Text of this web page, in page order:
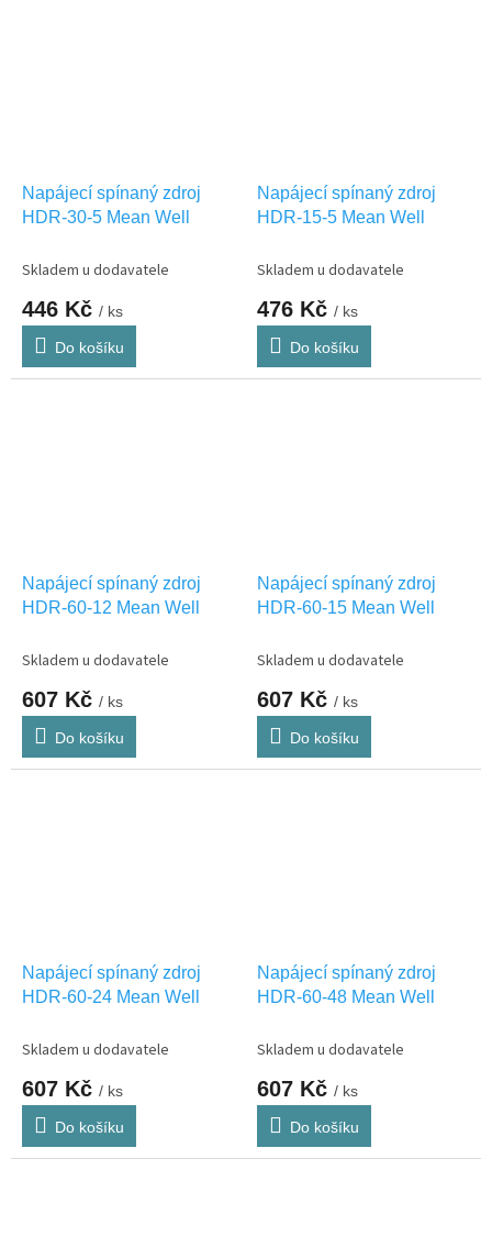
Napájecí spínaný zdroj
HDR-30-5 Mean Well
Skladem u dodavatele
446 Kč / ks
Do košíku
Napájecí spínaný zdroj
HDR-15-5 Mean Well
Skladem u dodavatele
476 Kč / ks
Do košíku
Napájecí spínaný zdroj
HDR-60-12 Mean Well
Skladem u dodavatele
607 Kč / ks
Do košíku
Napájecí spínaný zdroj
HDR-60-15 Mean Well
Skladem u dodavatele
607 Kč / ks
Do košíku
Napájecí spínaný zdroj
HDR-60-24 Mean Well
Skladem u dodavatele
607 Kč / ks
Do košíku
Napájecí spínaný zdroj
HDR-60-48 Mean Well
Skladem u dodavatele
607 Kč / ks
Do košíku